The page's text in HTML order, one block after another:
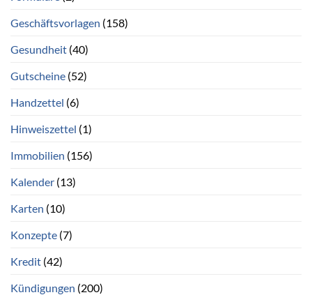
Geschäftsvorlagen (158)
Gesundheit (40)
Gutscheine (52)
Handzettel (6)
Hinweiszettel (1)
Immobilien (156)
Kalender (13)
Karten (10)
Konzepte (7)
Kredit (42)
Kündigungen (200)